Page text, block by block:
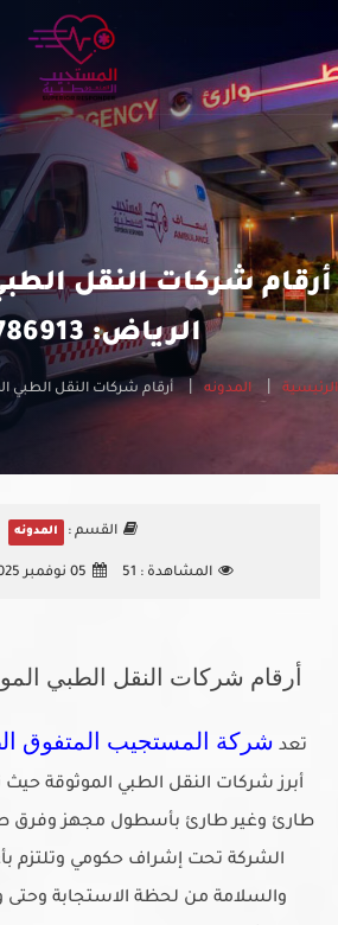
أرقام شركات النقل
الرياض: 535786913
الرئيسية المدونه أرقام شركات النقل الطبي
القسم : المدونه
المشاهدة : 51 05 نوفمبر 2025 - 11:03 ص
أرقام شركات النقل الطبي
تعد شركة المستجيب المتفوق
أبرز شركات النقل الطبي الموثوقة
طارئ وغير طارئ بأسطول مجهز
الشركة تحت إشراف حكومي وتلتزم
والسلامة من لحظة الاستجابة